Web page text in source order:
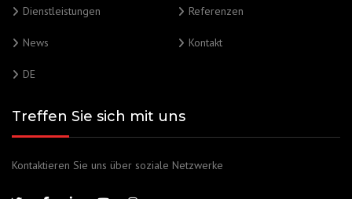
Dienstleistungen Referenzen
News Kontakt
DE
Treffen Sie sich mit uns
Kontaktieren Sie uns über soziale Netzwerke